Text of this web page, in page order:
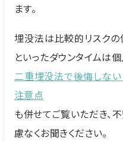
ます。
埋没法は比較的リスク
といったダウンタイムは
二重埋没法で後悔しない
注意点
も併せてご覧いただき、
慮なくお聞きください。